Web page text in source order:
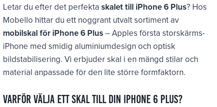
Letar du efter det perfektaskalet till iPhone 6 Plus? Hos
Mobello hittar du ett noggrant utvalt sortiment av
mobilskal för iPhone 6 Plus– Apples första storskärms-
iPhone med smidig aluminiumdesign och optisk
bildstabilisering. Vi erbjuder skal i en mängd stilar och
material anpassade för den lite större formfaktorn.
Varför välja ett skal till din iPhone 6 Plus?